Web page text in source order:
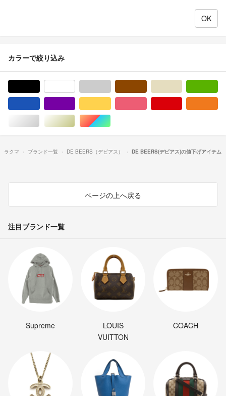
カラーで絞り込み
シルバー/銀色系ゴールド/金色系マルチカラー
ラクマ ブランド一覧 DE BEERS（デビアス） DE BEERS(デビアス)の値下げアイテム
ページの上へ戻る
注目ブランド一覧
Supreme
LOUIS
VUITTON
COACH